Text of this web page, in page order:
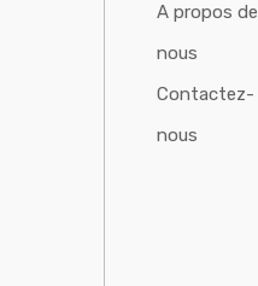
A propos de
nous
Contactez-
nous